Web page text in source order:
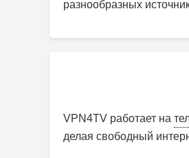
разнообразных
VPN4TV работает на
делая свободный